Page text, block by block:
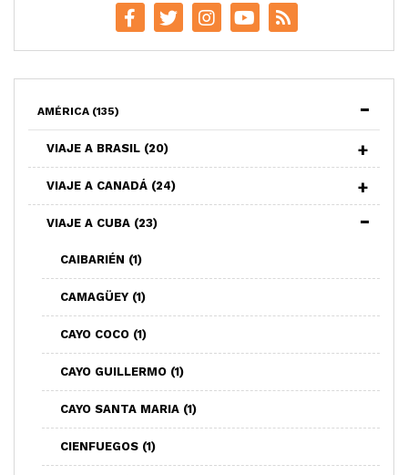
AMÉRICA (135)
VIAJE A BRASIL (20)
VIAJE A CANADÁ (24)
VIAJE A CUBA (23)
CAIBARIÉN (1)
CAMAGÜEY (1)
CAYO COCO (1)
CAYO GUILLERMO (1)
CAYO SANTA MARIA (1)
CIENFUEGOS (1)